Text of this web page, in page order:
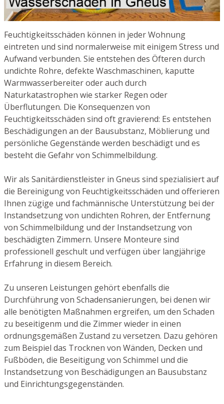
Feuchtigkeitsschäden können in jeder Wohnung
eintreten und sind normalerweise mit einigem Stress und
Aufwand verbunden. Sie entstehen des Öfteren durch
undichte Rohre, defekte Waschmaschinen, kaputte
Warmwasserbereiter oder auch durch
Naturkatastrophen wie starker Regen oder
Überflutungen. Die Konsequenzen von
Feuchtigkeitsschäden sind oft gravierend: Es entstehen
Beschädigungen an der Bausubstanz, Möblierung und
persönliche Gegenstände werden beschädigt und es
besteht die Gefahr von Schimmelbildung.
Wir als Sanitärdienstleister in Gneus sind spezialisiert auf
die Bereinigung von Feuchtigkeitsschäden und offerieren
Ihnen zügige und fachmännische Unterstützung bei der
Instandsetzung von undichten Rohren, der Entfernung
von Schimmelbildung und der Instandsetzung von
beschädigten Zimmern. Unsere Monteure sind
professionell geschult und verfügen über langjährige
Erfahrung in diesem Bereich.
Zu unseren Leistungen gehört ebenfalls die
Durchführung von Schadensanierungen, bei denen wir
alle benötigten Maßnahmen ergreifen, um den Schaden
zu beseitigenm und die Zimmer wieder in einen
ordnungsgemäßen Zustand zu versetzen. Dazu gehören
zum Beispiel das Trocknen von Wänden, Decken und
Fußböden, die Beseitigung von Schimmel und die
Instandsetzung von Beschädigungen an Bausubstanz
und Einrichtungsgegenständen.